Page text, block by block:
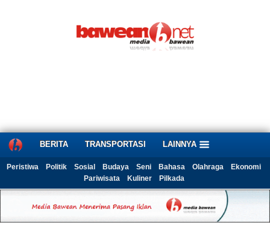
BERITA TRANSPORTASI LAINNYA
Peristiwa Politik Sosial Budaya Seni Bahasa Olahraga
Ekonomi
Pariwisata
Kuliner Pilkada